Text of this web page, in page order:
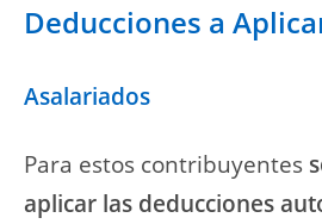
Deducciones a
Asalariados
Para estos contribuyentes
aplicar las deducciones